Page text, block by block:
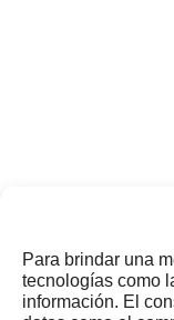
Para brindar una
tecnologías como
información. El